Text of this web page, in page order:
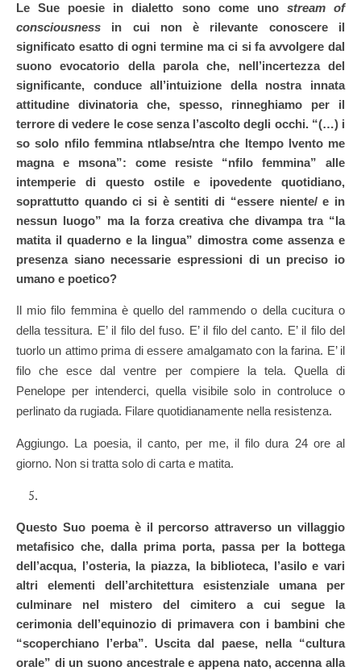
Le Sue poesie in dialetto sono come uno stream of
consciousness in cui non è rilevante conoscere il
significato esatto di ogni termine ma ci si fa avvolgere dal
suono evocatorio della parola che, nell’incertezza del
significante, conduce all’intuizione della nostra innata
attitudine divinatoria che, spesso, rinneghiamo per il
terrore di vedere le cose senza l’ascolto degli occhi. “(…) i
so solo nfilo femmina ntlabse/ntra che ltempo lvento me
magna e msona”: come resiste “nfilo femmina” alle
intemperie di questo ostile e ipovedente quotidiano,
soprattutto quando ci si è sentiti di “essere niente/ e in
nessun luogo” ma la forza creativa che divampa tra “la
matita il quaderno e la lingua” dimostra come assenza e
presenza siano necessarie espressioni di un preciso io
umano e poetico?
Il mio filo femmina è quello del rammendo o della cucitura o
della tessitura. E’ il filo del fuso. E’ il filo del canto. E’ il filo del
tuorlo un attimo prima di essere amalgamato con la farina. E’ il
filo che esce dal ventre per compiere la tela. Quella di
Penelope per intenderci, quella visibile solo in controluce o
perlinato da rugiada. Filare quotidianamente nella resistenza.
Aggiungo. La poesia, il canto, per me, il filo dura 24 ore al
giorno. Non si tratta solo di carta e matita.
Questo Suo poema è il percorso attraverso un villaggio
metafisico che, dalla prima porta, passa per la bottega
dell’acqua, l’osteria, la piazza, la biblioteca, l’asilo e vari
altri elementi dell’architettura esistenziale umana per
culminare nel mistero del cimitero a cui segue la
cerimonia dell’equinozio di primavera con i bambini che
“scoperchiano l’erba”. Uscita dal paese, nella “cultura
orale” di un suono ancestrale e appena nato, accenna alla